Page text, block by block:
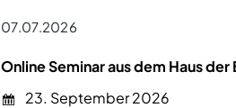
07.07.2026
Online Seminar aus dem Haus
23. September 2026